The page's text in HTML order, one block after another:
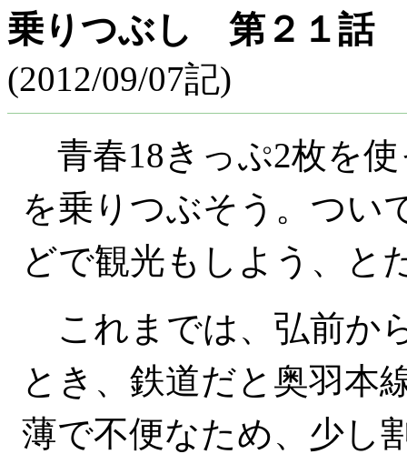
乗りつぶし 第２１話
(2012/09/07記)
青春18きっぷ2枚を
を乗りつぶそう。つい
どで観光もしよう、と
これまでは、弘前か
とき、鉄道だと奥羽本
薄で不便なため、少し